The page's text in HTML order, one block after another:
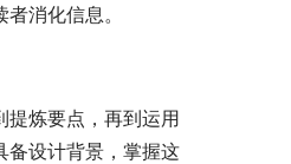
消化信息。
炼要点，再到运用
备设计背景，掌握这